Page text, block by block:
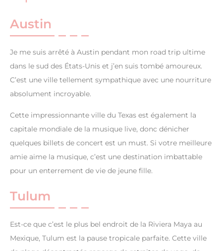
Austin
Je me suis arrêté à Austin pendant mon road trip ultime
dans le sud des États-Unis et j’en suis tombé amoureux.
C’est une ville tellement sympathique avec une nourriture
absolument incroyable.
Cette impressionnante ville du Texas est également la
capitale mondiale de la musique live, donc dénicher
quelques billets de concert est un must. Si votre meilleure
amie aime la musique, c’est une destination imbattable
pour un enterrement de vie de jeune fille.
Tulum
Est-ce que c’est le plus bel endroit de la Riviera Maya au
Mexique, Tulum est la pause tropicale parfaite. Cette ville